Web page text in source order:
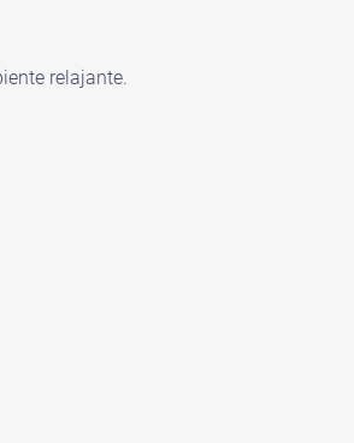
relajante.